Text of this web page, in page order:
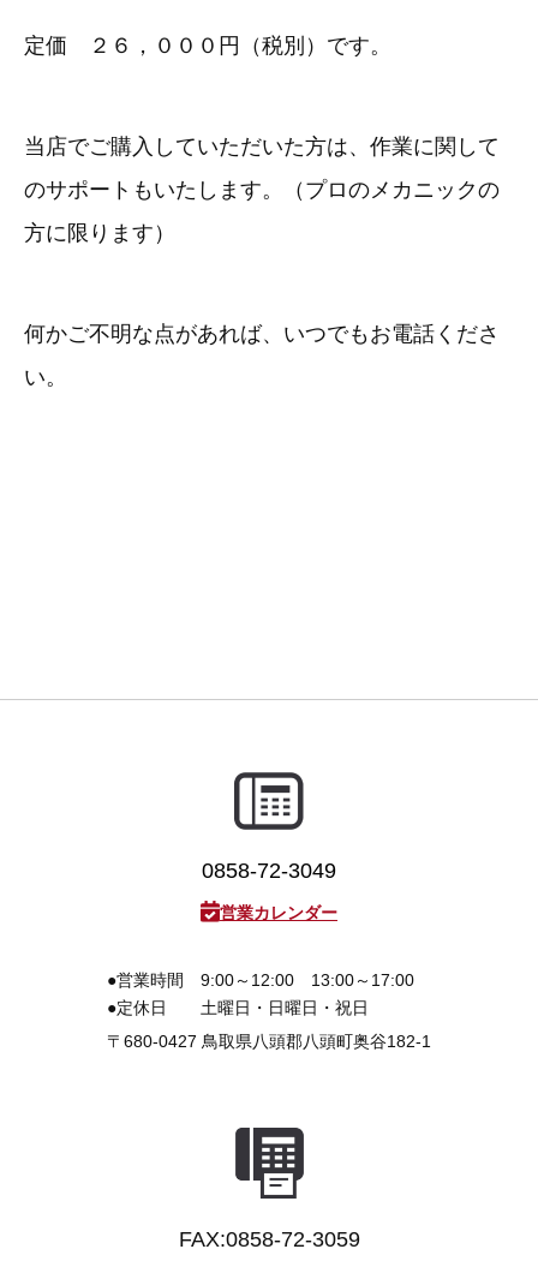
定価 ２６，０００円（税別）です。
当店でご購入していただいた方は、作業に関して
のサポートもいたします。（プロのメカニックの
方に限ります）
何かご不明な点があれば、いつでもお電話くださ
い。
0858-72-3049
営業カレンダー
●営業時間
9:00～12:00 13:00～17:00
●定休日
土曜日・日曜日・祝日
〒680-0427 鳥取県八頭郡八頭町奥谷182-1
FAX:0858-72-3059